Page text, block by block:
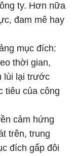
ty. Hơn nữa
đam mê hay
mục đích:
thời gian,
lùi lại trước
tiêu của công
cảm hứng
trên, trung
đích gấp đôi